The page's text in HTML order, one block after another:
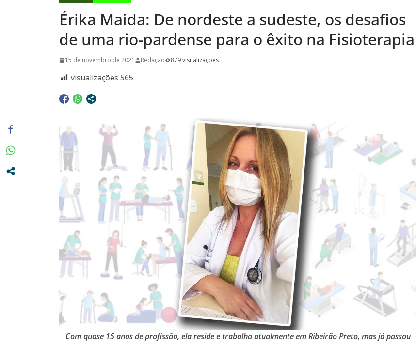
Conhecimento e Cidadania:
acontecerão em agosto
pela Escola do Legislativo
Érika Maida: De nordeste a sudeste, os desafios
de uma rio-pardense para o êxito na Fisioterapia
15 de novembro de 2021 Redação 879 visualizações
visualizações 565
Com quase 15 anos de profissão, ela reside e trabalha atualmente em Ribeirão Preto, mas já passou